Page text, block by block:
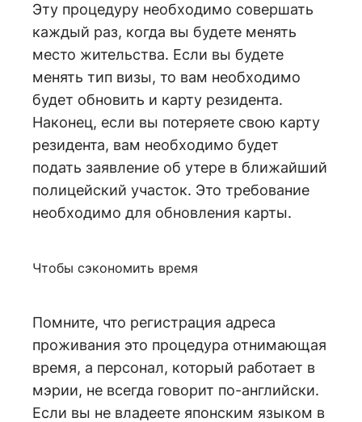
Эту процедуру необходимо совершать
каждый раз, когда вы будете менять
место жительства. Если вы будете
менять тип визы, то вам необходимо
будет обновить и карту резидента.
Наконец, если вы потеряете свою карту
резидента, вам необходимо будет
подать заявление об утере в ближайший
полицейский участок. Это требование
необходимо для обновления карты.
Чтобы сэкономить время
Помните, что регистрация адреса
проживания это процедура отнимающая
время, а персонал, который работает в
мэрии, не всегда говорит по-английски.
Если вы не владеете японским языком в